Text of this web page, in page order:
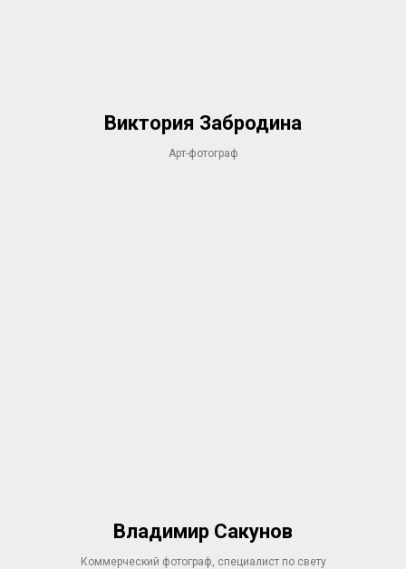
Виктория Забродина
Арт-фотограф
Владимир Сакунов
Коммерческий фотограф, специалист по свету